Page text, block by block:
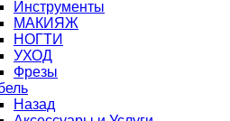
Инструменты
МАКИЯЖ
НОГТИ
УХОД
Фрезы
Назад